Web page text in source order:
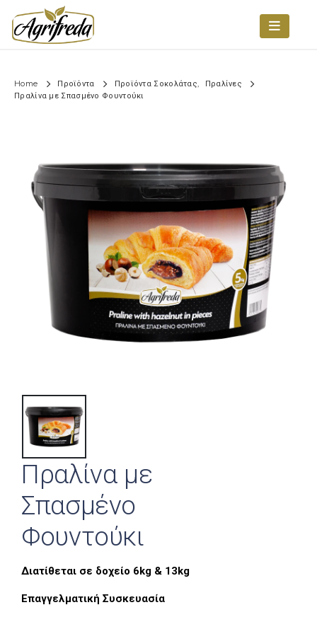
Home Προϊόντα Προϊόντα Σοκολάτας
Πραλίνες
Πραλίνα με Σπασμένο Φουντούκι
Πραλίνα με
Σπασμένο
Φουντούκι
Διατίθεται σε δοχείο 6kg & 13kg
Επαγγελματική Συσκευασία